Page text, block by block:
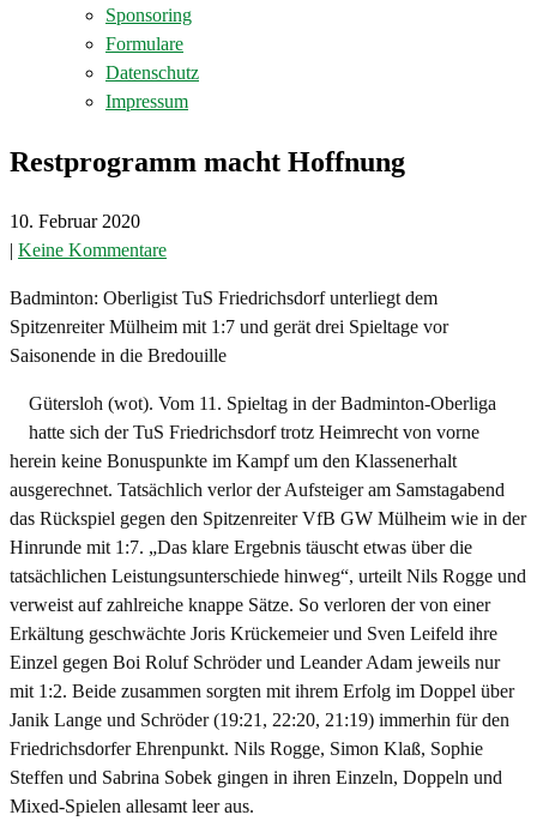
Sponsoring
Formulare
Datenschutz
Impressum
Restprogramm macht Hoffnung
10. Februar 2020
| Keine Kommentare
Badminton: Oberligist TuS Friedrichsdorf unterliegt dem
Spitzenreiter Mülheim mit 1:7 und gerät drei Spieltage vor
Saisonende in die Bredouille
Gütersloh (wot). Vom 11. Spieltag in der Badminton-Oberliga
hatte sich der TuS Friedrichsdorf trotz Heimrecht von vorne
herein keine Bonuspunkte im Kampf um den Klassenerhalt
ausgerechnet. Tatsächlich verlor der Aufsteiger am Samstagabend
das Rückspiel gegen den Spitzenreiter VfB GW Mülheim wie in der
Hinrunde mit 1:7. „Das klare Ergebnis täuscht etwas über die
tatsächlichen Leistungsunterschiede hinweg“, urteilt Nils Rogge und
verweist auf zahlreiche knappe Sätze. So verloren der von einer
Erkältung geschwächte Joris Krückemeier und Sven Leifeld ihre
Einzel gegen Boi Roluf Schröder und Leander Adam jeweils nur
mit 1:2. Beide zusammen sorgten mit ihrem Erfolg im Doppel über
Janik Lange und Schröder (19:21, 22:20, 21:19) immerhin für den
Friedrichsdorfer Ehrenpunkt. Nils Rogge, Simon Klaß, Sophie
Steffen und Sabrina Sobek gingen in ihren Einzeln, Doppeln und
Mixed-Spielen allesamt leer aus.